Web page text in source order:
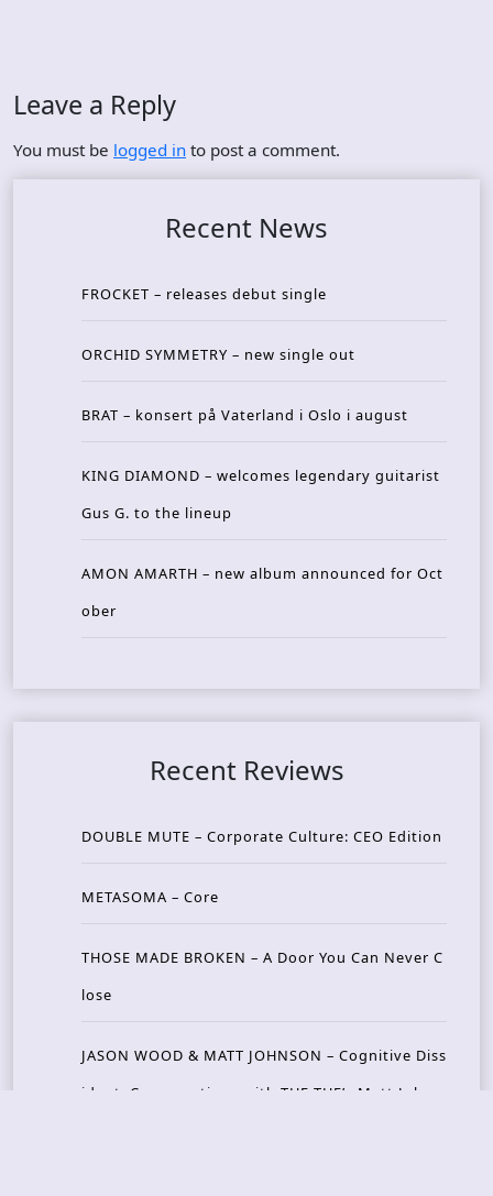
Leave a Reply
You must be logged in to post a comment.
Recent News
FROCKET – releases debut single
ORCHID SYMMETRY – new single out
BRAT – konsert på Vaterland i Oslo i august
KING DIAMOND – welcomes legendary guitarist
Gus G. to the lineup
AMON AMARTH – new album announced for Oct
ober
Recent Reviews
DOUBLE MUTE – Corporate Culture: CEO Edition
METASOMA – Core
THOSE MADE BROKEN – A Door You Can Never C
lose
JASON WOOD & MATT JOHNSON – Cognitive Diss
ident: Conversations with THE THE’s Matt Johns